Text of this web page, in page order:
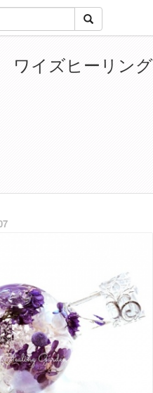
イズヒーリング